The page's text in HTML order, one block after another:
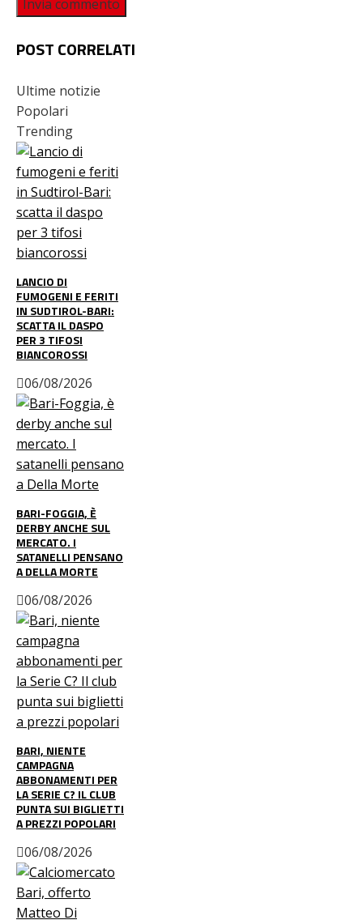
POST CORRELATI
Ultime notizie
Popolari
Trending
LANCIO DI
FUMOGENI E FERITI
IN SUDTIROL-BARI:
SCATTA IL DASPO
PER 3 TIFOSI
BIANCOROSSI
06/08/2026
BARI-FOGGIA, È
DERBY ANCHE SUL
MERCATO. I
SATANELLI PENSANO
A DELLA MORTE
06/08/2026
BARI, NIENTE
CAMPAGNA
ABBONAMENTI PER
LA SERIE C? IL CLUB
PUNTA SUI BIGLIETTI
A PREZZI POPOLARI
06/08/2026